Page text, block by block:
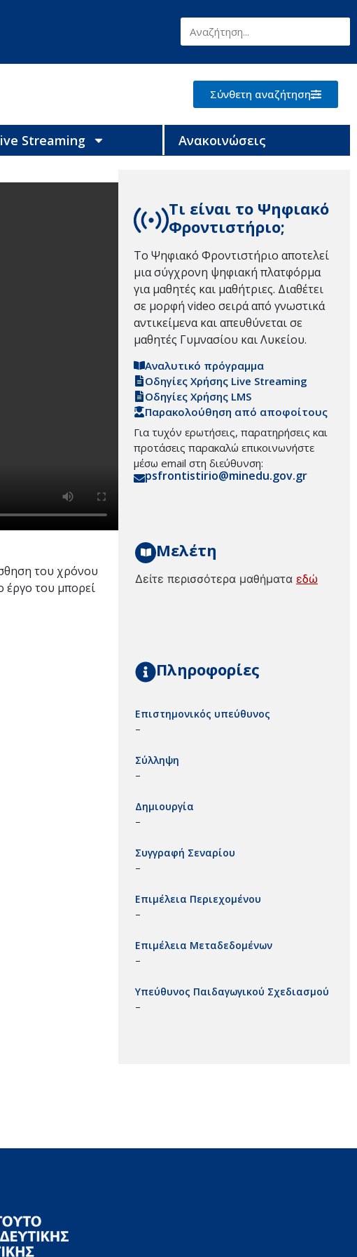
Σύνθετη αναζήτηση
Streaming Ανακοινώσεις
του χρόνου
έργο του μπορεί
Τι είναι το Ψηφιακό
Φροντιστήριο;
Το Ψηφιακό Φροντιστήριο αποτελεί
μια σύγχρονη ψηφιακή πλατφόρμα
για μαθητές και μαθήτριες. Διαθέτει
σε μορφή video σειρά από γνωστικά
αντικείμενα και απευθύνεται σε
μαθητές Γυμνασίου και Λυκείου.
Αναλυτικό πρόγραμμα
Οδηγίες Χρήσης Live Streaming
Οδηγίες Χρήσης LMS
Παρακολούθηση από αποφοίτους
Για τυχόν ερωτήσεις, παρατηρήσεις και
προτάσεις παρακαλώ επικοινωνήστε
μέσω email στη διεύθυνση:
psfrontistirio@minedu.gov.gr
Μελέτη
Δείτε περισσότερα μαθήματα εδώ
Πληροφορίες
Επιστημονικός υπεύθυνος
–
Σύλληψη
–
Δημιουργία
–
Συγγραφή Σεναρίου
–
Επιμέλεια Περιεχομένου
–
Επιμέλεια Μεταδεδομένων
–
Υπεύθυνος Παιδαγωγικού Σχεδιασμού
–